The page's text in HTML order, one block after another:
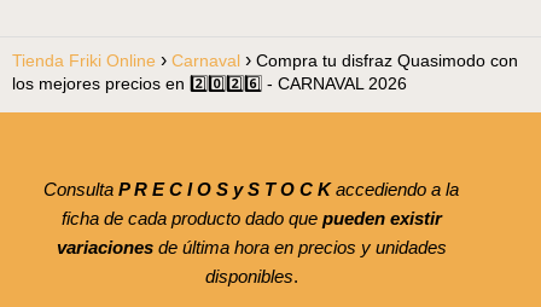
Tienda Friki Online Carnaval
Compra tu disfraz Quasimodo con
los mejores precios en 2️⃣0️⃣2️⃣6️⃣ - CARNAVAL 2026
Consulta P R E C I O S y S T O C Kaccediendo a la
ficha de cada producto dado que pueden existir
variacionesde última hora en precios y unidades
disponibles.